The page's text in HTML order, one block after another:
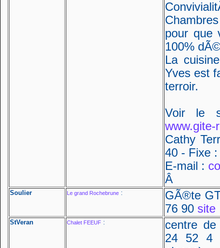
pour que
100%
La
Yves est
terroir.
Voir le
www.gite-
Cathy
40 - Fixe
E-mail :
Â
Soulier Le grand Rochebrune :
GÃ®te
76 90 site
StVeran Chalet FEEUF :
centre
24 52 4